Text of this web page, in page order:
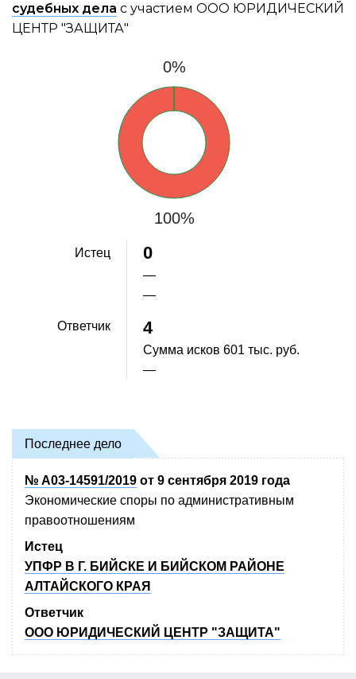
судебных дела с участием ООО ЮРИДИЧЕСКИЙ
ЦЕНТР "ЗАЩИТА"
0%
100%
Истец
Ответчик
0
—
—
4
Сумма исков 601 тыс. руб.
—
Последнее дело
№ А03-14591/2019 от 9 сентября 2019 года
Экономические споры по административным
правоотношениям
Истец
УПФР В Г. БИЙСКЕ И БИЙСКОМ РАЙОНЕ
АЛТАЙСКОГО КРАЯ
Ответчик
ООО ЮРИДИЧЕСКИЙ ЦЕНТР "ЗАЩИТА"